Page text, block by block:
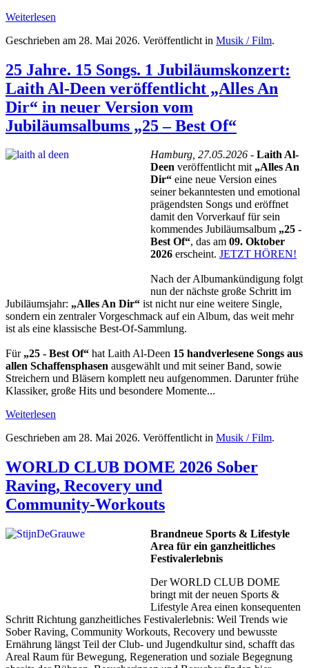
Weiterlesen
Geschrieben am 28. Mai 2026. Veröffentlicht in Musik / Film.
25 Jahre. 15 Songs. 1 Jubiläumskonzert:
Laith Al-Deen veröffentlicht „Alles An
Dir“ in neuer Version vom
Jubiläumsalbums „25 – Best Of“
Hamburg, 27.05.2026 - Laith Al-
Deen veröffentlicht mit „Alles An
Dir“ eine neue Version eines
seiner bekanntesten und emotional
prägendsten Songs und eröffnet
damit den Vorverkauf für sein
kommendes Jubiläumsalbum „25 -
Best Of“, das am 09. Oktober
2026 erscheint. JETZT HÖREN!
Nach der Albumankündigung folgt
nun der nächste große Schritt im
Jubiläumsjahr: „Alles An Dir“ ist nicht nur eine weitere Single,
sondern ein zentraler Vorgeschmack auf ein Album, das weit mehr
ist als eine klassische Best-Of-Sammlung.
Für „25 - Best Of“ hat Laith Al-Deen 15 handverlesene Songs aus
allen Schaffensphasen ausgewählt und mit seiner Band, sowie
Streichern und Bläsern komplett neu aufgenommen. Darunter frühe
Klassiker, große Hits und besondere Momente...
Weiterlesen
Geschrieben am 28. Mai 2026. Veröffentlicht in Musik / Film.
WORLD CLUB DOME 2026 Sober
Raving, Recovery und
Community‑Workouts
Brandneue Sports & Lifestyle
Area für ein ganzheitliches
Festivalerlebnis
Der WORLD CLUB DOME
bringt mit der neuen Sports &
Lifestyle Area einen konsequenten
Schritt Richtung ganzheitliches Festivalerlebnis: Weil Trends wie
Sober Raving, Community Workouts, Recovery und bewusste
Ernährung längst Teil der Club‑ und Jugendkultur sind, schafft das
Areal Raum für Bewegung, Regeneration und soziale Begegnung